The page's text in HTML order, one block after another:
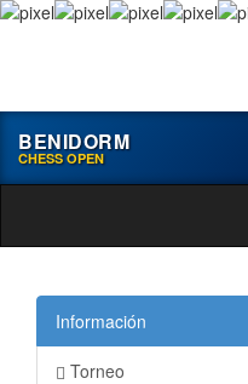
BENIDORM
CHESS OPEN
Información
Torneo